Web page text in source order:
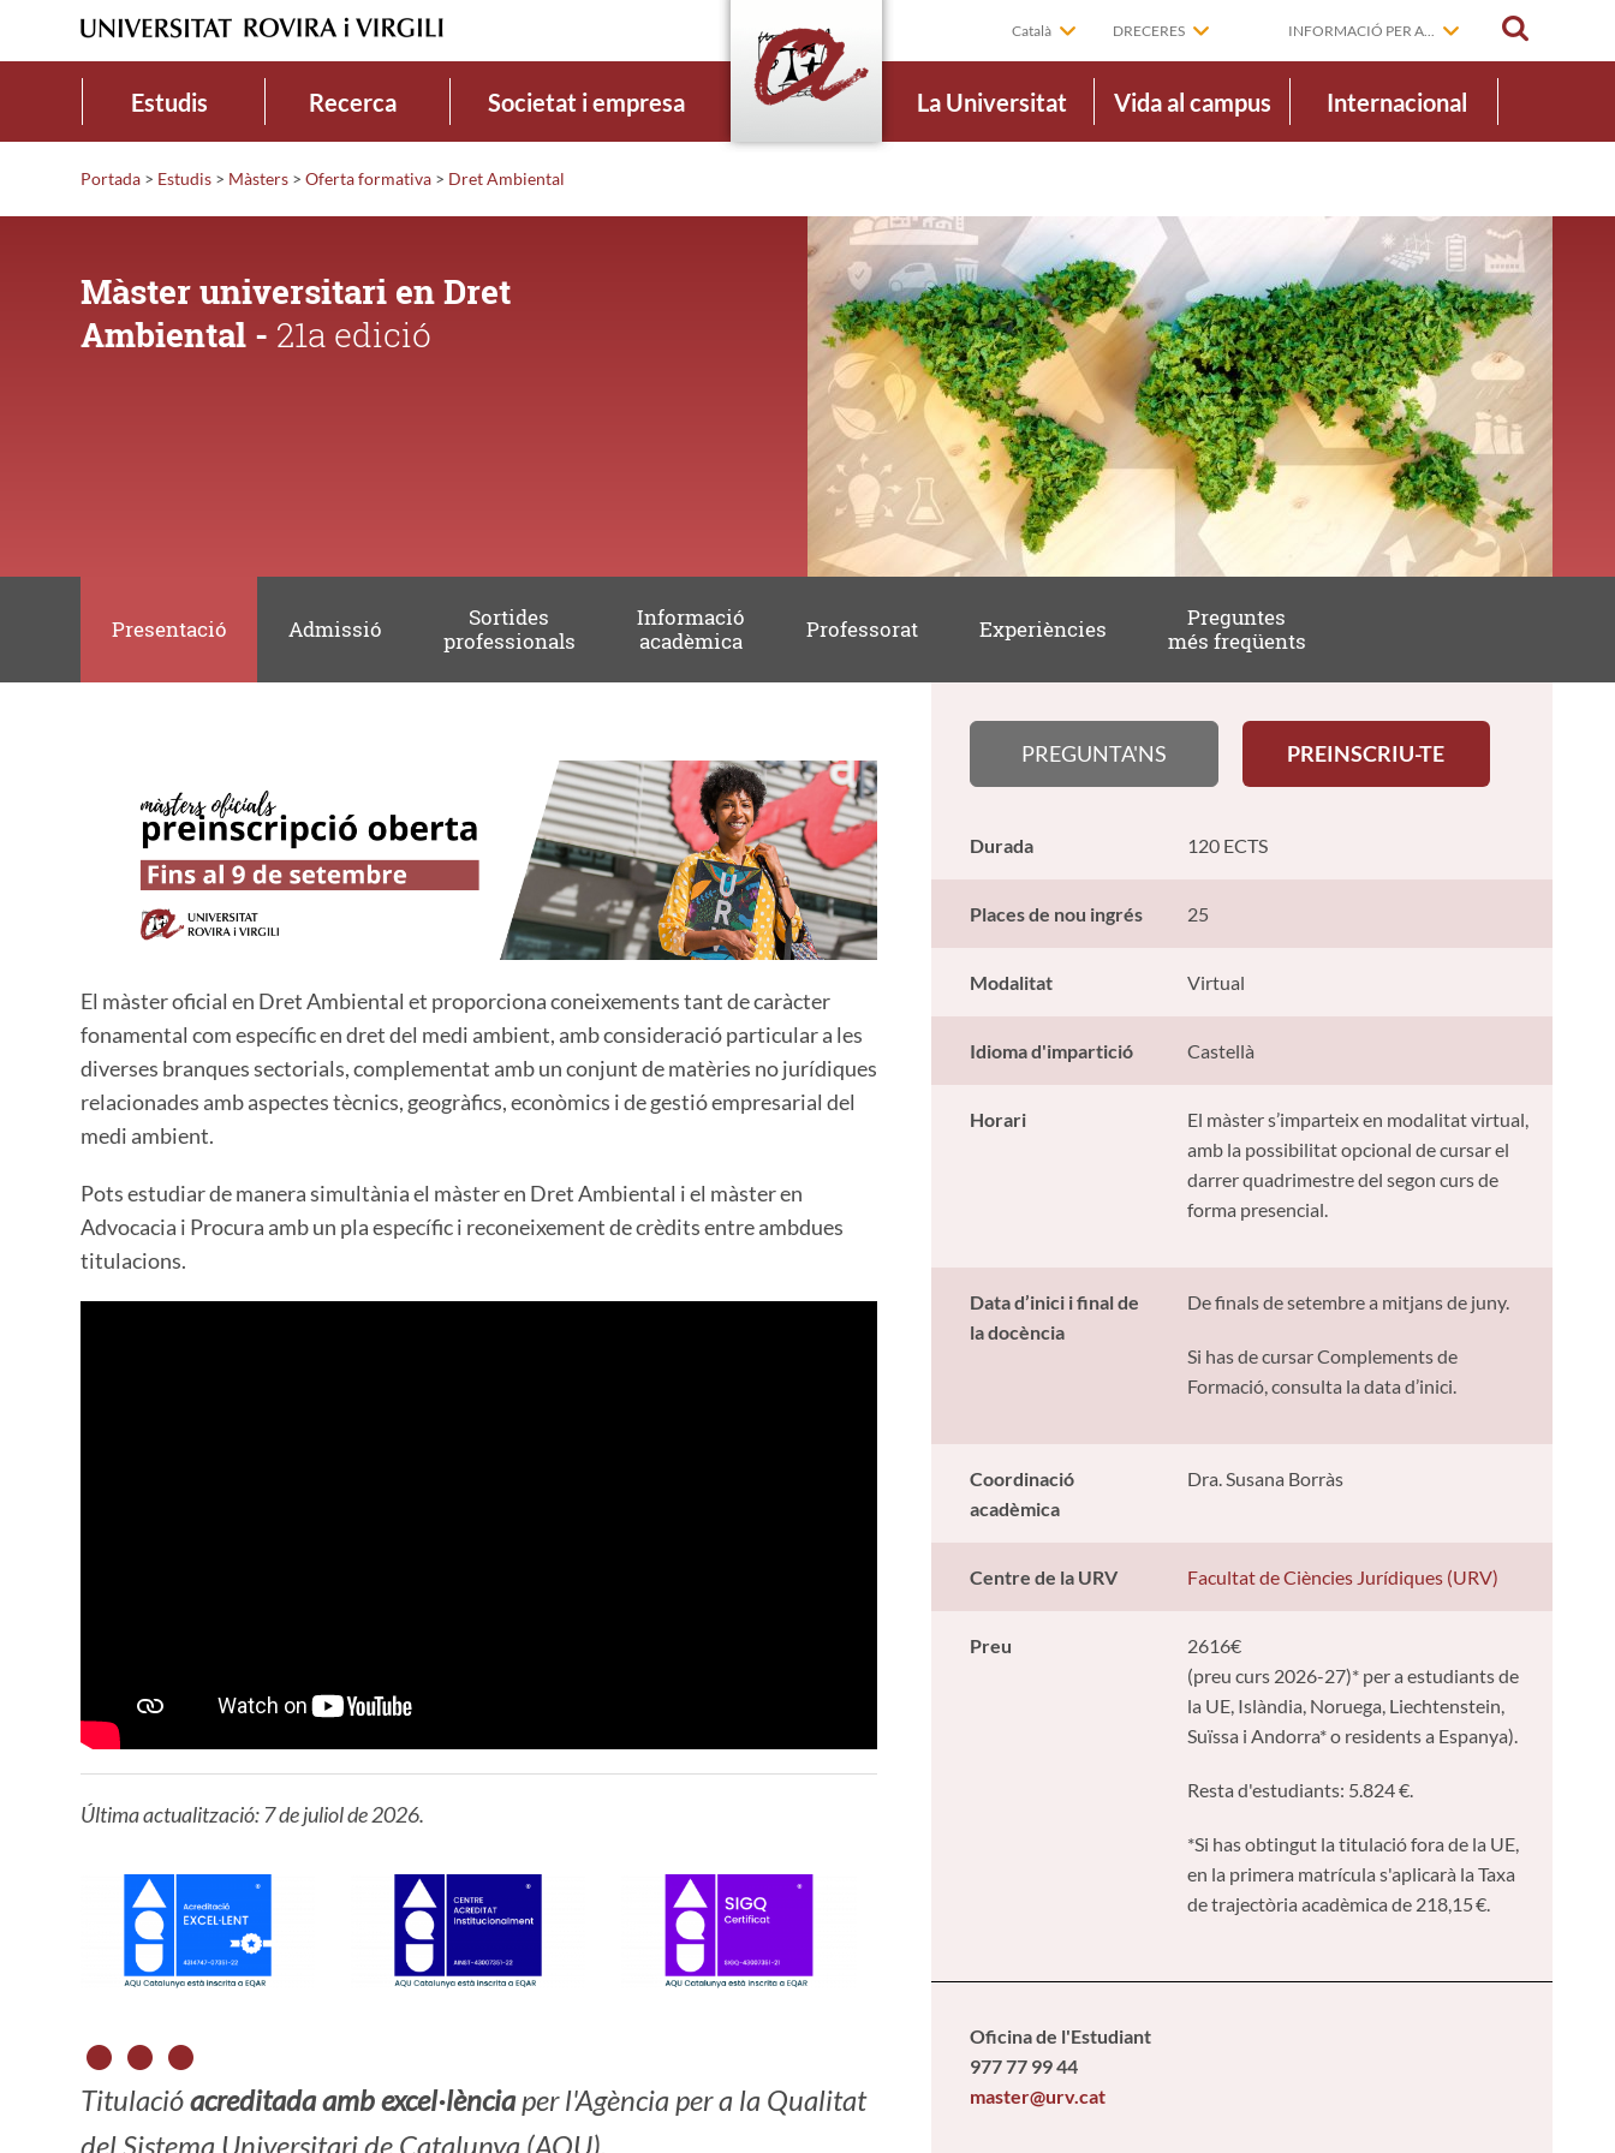
Català DRECERES INFORMACIÓ PER A...
Estudis Recerca Societat i empresa La Universitat Vida al campus Internacional
Portada > Estudis > Màsters > Oferta formativa > Dret Ambiental
Màster universitari en Dret
Ambiental - 21a edició
Presentació Admissió
Sortides
professionals
Informació
acadèmica
Professorat Experiències
Preguntes
més freqüents
PREGUNTA'NS PREINSCRIU-TE
Durada 120 ECTS
Places de nou ingrés 25
Modalitat Virtual
Idioma d'impartició Castellà
Horari
El màster s’imparteix en modalitat virtual,
amb la possibilitat opcional de cursar el
darrer quadrimestre del segon curs de
forma presencial.
Data d’inici i final de
la docència
De finals de setembre a mitjans de juny.
Si has de cursar Complements de
Formació, consulta la data d’inici.
Coordinació
acadèmica
Dra. Susana Borràs
Centre de la URV Facultat de Ciències Jurídiques (URV)
Preu
2616€
(preu curs 2026-27)* per a estudiants de
la UE, Islàndia, Noruega, Liechtenstein,
Suïssa i Andorra* o residents a Espanya).
Resta d'estudiants: 5.824 €.
*Si has obtingut la titulació fora de la UE,
en la primera matrícula s'aplicarà la Taxa
de trajectòria acadèmica de 218,15 €.
Oficina de l'Estudiant
977 77 99 44
master@urv.cat
El màster oficial en Dret Ambiental et proporciona coneixements tant de caràcter
fonamental com específic en dret del medi ambient, amb consideració particular a les
diverses branques sectorials, complementat amb un conjunt de matèries no jurídiques
relacionades amb aspectes tècnics, geogràfics, econòmics i de gestió empresarial del
medi ambient.
Pots estudiar de manera simultània el màster en Dret Ambiental i el màster en
Advocacia i Procura amb un pla específic i reconeixement de crèdits entre ambdues
titulacions.
Última actualització: 7 de juliol de 2026.
Titulacióacreditada amb excel·lènciaper l'Agència per a la Qualitat
del Sistema Universitari de Catalunya (AQU).